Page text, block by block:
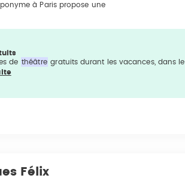
à Paris propose une
de théâtre gratuits durant les vacances, dans le
Félix